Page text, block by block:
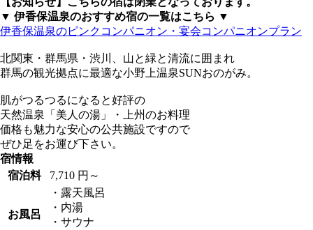
▼ 伊香保温泉のおすすめ宿の一覧はこちら ▼
伊香保温泉のピンクコンパニオン・宴会コンパニオンプラン
北関東・群馬県・渋川、山と緑と清流に囲まれ
群馬の観光拠点に最適な小野上温泉SUNおのがみ。
肌がつるつるになると好評の
天然温泉「美人の湯」・上州のお料理
価格も魅力な安心の公共施設ですので
ぜひ足をお運び下さい。
宿情報
宿泊料
7,710 円～
お風呂
・露天風呂
・内湯
・サウナ